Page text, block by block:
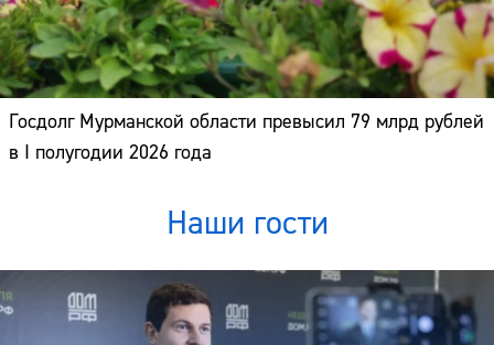
Госдолг Мурманской области превысил 79 млрд рублей
в I полугодии 2026 года
Наши гости